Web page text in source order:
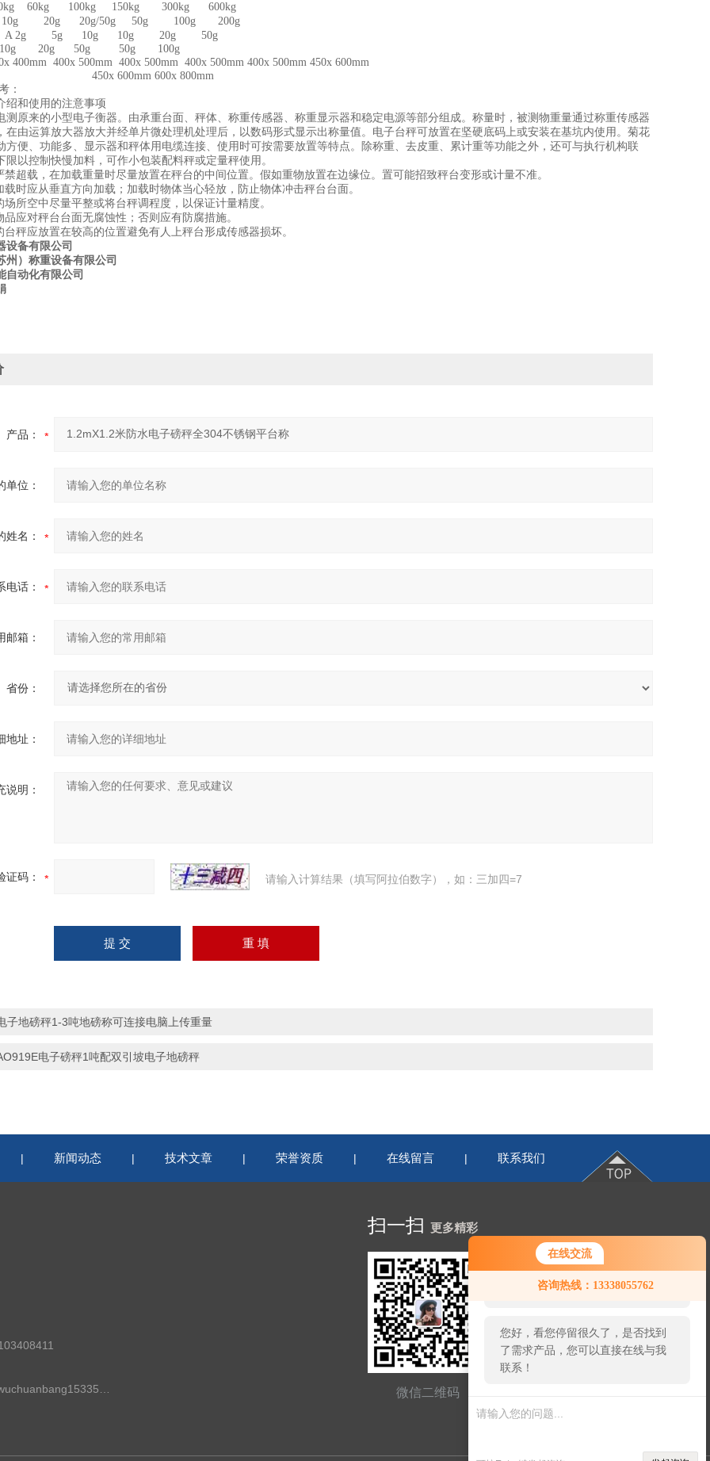
在线交流
咨询热线：13338055762
您好！欢迎前来咨询，很高兴为您
服务，请问您要咨询什么问题呢？
您好，看您停留很久了，是否找到
了需求产品，您可以直接在线与我
联系！
60kg 100kg 150kg 300kg 600kg
: 10g 20g 20g/50g 50g 100g 200g
值: A 2g 5g 10g 10g 20g 50g
20g 50g 50g 100g
400mm 400x 500mm 400x 500mm 400x 500mm 400x 500mm 450x 600mm
600x 800mm
：
绍和使用的注意事项
测原来的小型电子衡器。由承重台面、秤体、称重传感器、称重显示器和稳定电源等部分组成。称量时，被测物重量通过称重传感器
在由运算放大器放大并经单片微处理机处理后，以数码形式显示出称量值。电子台秤可放置在坚硬底码上或安装在基坑内使用。菊花
方便、功能多、显示器和秤体用电缆连接、使用时可按需要放置等特点。除称重、去皮重、累计重等功能之外，还可与执行机构联
限以控制快慢加料，可作小包装配料秤或定量秤使用。
禁超载，在加载重量时尽量放置在秤台的中间位置。假如重物放置在边缘位。置可能招致秤台变形或计量不准。
载时应从垂直方向加载；加载时物体当心轻放，防止物体冲击秤台台面。
场所空中尽量平整或将台秤调程度，以保证计量精度。
品应对秤台台面无腐蚀性；否则应有防腐措施。
台秤应放置在较高的位置避免有人上秤台形成传感器损坏。
设备有限公司
州）称重设备有限公司
自动化有限公司
产品：
单位：
姓名：
电话：
邮箱：
省份：
地址：
说明：
证码： 请输入计算结果（填写阿拉伯数字），如：三加四=7
子地磅秤1-3吨地磅称可连接电脑上传重量
电子磅秤1吨配双引坡电子地磅秤
| 新闻动态 | 技术文章 | 荣誉资质 | 在线留言 | 联系我们
扫一扫 更多精彩
微信二维码